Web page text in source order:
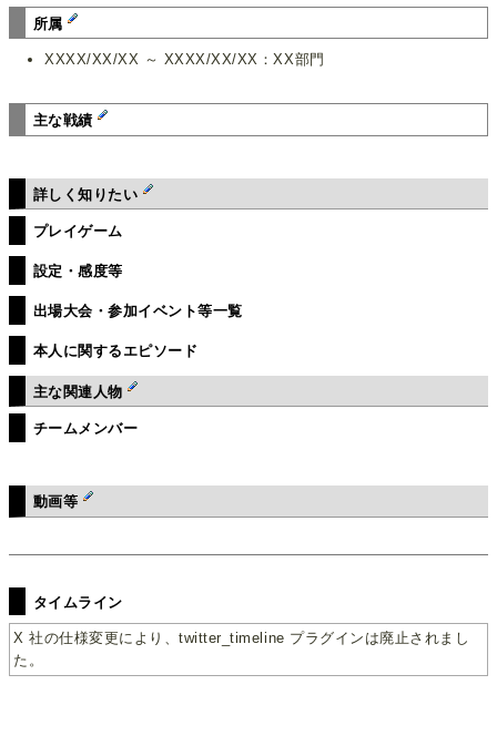
所属
XXXX/XX/XX ～ XXXX/XX/XX：XX部門
主な戦績
詳しく知りたい
プレイゲーム
設定・感度等
出場大会・参加イベント等一覧
本人に関するエピソード
主な関連人物
チームメンバー
動画等
タイムライン
X 社の仕様変更により、twitter_timeline プラグインは廃止されまし
た。